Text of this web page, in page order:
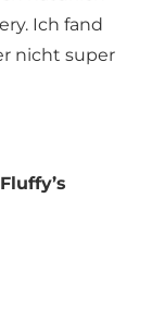
Ich fand
nicht super